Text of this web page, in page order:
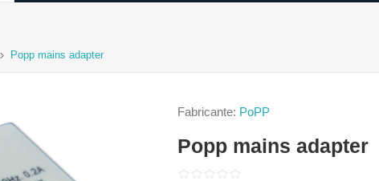
Popp mains adapter
Fabricante: PoPP
Popp mains adapter